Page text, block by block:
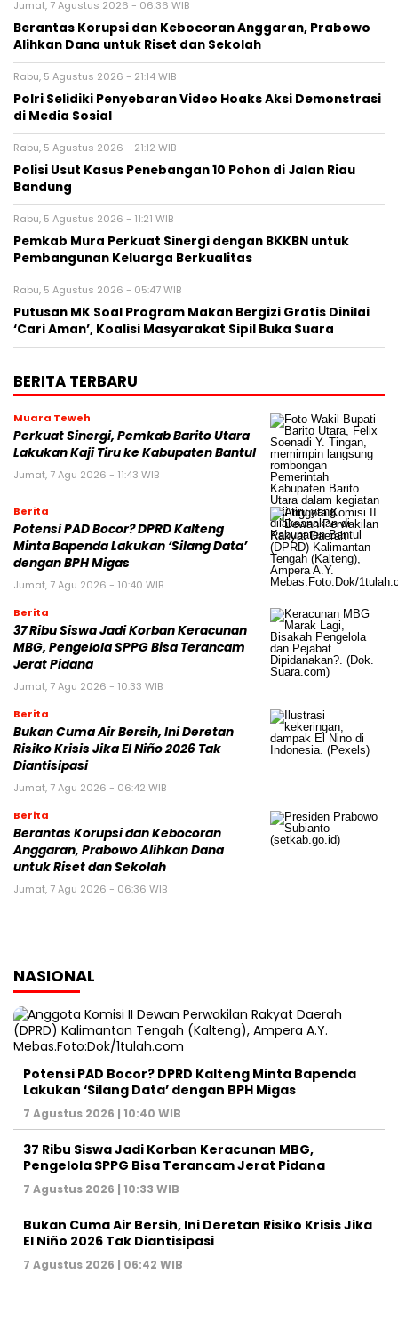
Jumat, 7 Agustus 2026 - 06:36 WIB
Berantas Korupsi dan Kebocoran Anggaran, Prabowo
Alihkan Dana untuk Riset dan Sekolah
Rabu, 5 Agustus 2026 - 21:14 WIB
Polri Selidiki Penyebaran Video Hoaks Aksi Demonstrasi
di Media Sosial
Rabu, 5 Agustus 2026 - 21:12 WIB
Polisi Usut Kasus Penebangan 10 Pohon di Jalan Riau
Bandung
Rabu, 5 Agustus 2026 - 11:21 WIB
Pemkab Mura Perkuat Sinergi dengan BKKBN untuk
Pembangunan Keluarga Berkualitas
Rabu, 5 Agustus 2026 - 05:47 WIB
Putusan MK Soal Program Makan Bergizi Gratis Dinilai
‘Cari Aman’, Koalisi Masyarakat Sipil Buka Suara
BERITA TERBARU
Muara Teweh
Perkuat Sinergi, Pemkab Barito Utara
Lakukan Kaji Tiru ke Kabupaten Bantul
Jumat, 7 Agu 2026 - 11:43 WIB
Berita
Potensi PAD Bocor? DPRD Kalteng
Minta Bapenda Lakukan ‘Silang Data’
dengan BPH Migas
Jumat, 7 Agu 2026 - 10:40 WIB
Berita
37 Ribu Siswa Jadi Korban Keracunan
MBG, Pengelola SPPG Bisa Terancam
Jerat Pidana
Jumat, 7 Agu 2026 - 10:33 WIB
Berita
Bukan Cuma Air Bersih, Ini Deretan
Risiko Krisis Jika El Niño 2026 Tak
Diantisipasi
Jumat, 7 Agu 2026 - 06:42 WIB
Berita
Berantas Korupsi dan Kebocoran
Anggaran, Prabowo Alihkan Dana
untuk Riset dan Sekolah
Jumat, 7 Agu 2026 - 06:36 WIB
NASIONAL
Potensi PAD Bocor? DPRD Kalteng Minta Bapenda
Lakukan ‘Silang Data’ dengan BPH Migas
7 Agustus 2026 | 10:40 WIB
37 Ribu Siswa Jadi Korban Keracunan MBG,
Pengelola SPPG Bisa Terancam Jerat Pidana
7 Agustus 2026 | 10:33 WIB
Bukan Cuma Air Bersih, Ini Deretan Risiko Krisis Jika
El Niño 2026 Tak Diantisipasi
7 Agustus 2026 | 06:42 WIB